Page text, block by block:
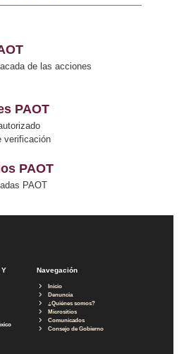
de las acciones
PAOT
verificación
PAOT
PAOT
Y
Navegación
Inicio
Denuncia
¿Quiénes somos?
Micrositios
Comunicados
Consejo de Gobierno